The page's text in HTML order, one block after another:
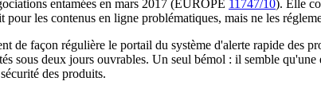
entamées en mars 2017 (EUROPE 11747/10). Elle
les contenus en ligne problématiques, mais ne les
de façon régulière le portail du système d'alerte rapide des
sous deux jours ouvrables. Un seul bémol : il semble
des produits.